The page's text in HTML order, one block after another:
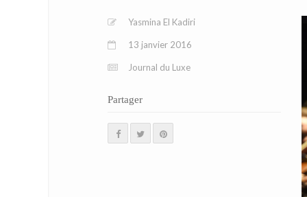
Yasmina El Kadiri
13 janvier 2016
Journal du Luxe
Partager